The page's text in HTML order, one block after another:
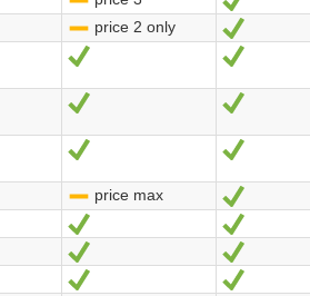
price 2 only
Sí Sí
Sí Sí
price max
Sí
Sí
Sí
Sí